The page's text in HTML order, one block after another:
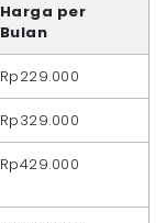
Harga per
Bulan
Rp229.000
Rp329.000
Rp429.000